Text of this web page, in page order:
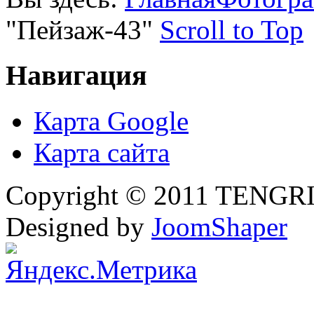
"Пейзаж-43" Scroll to Top
Навигация
Карта Google
Карта сайта
Copyright © 2011
Designed by JoomShaper